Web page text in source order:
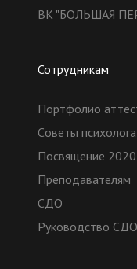
ВК "БОЛЬШАЯ
Сотрудникам
Портфолио
Cоветы психолога
Посвящение 2020
Преподавателям
СДО
Руководство СДО